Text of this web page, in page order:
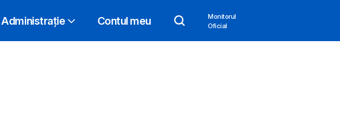
Administrație Contul meu
Monitorul
Oficial